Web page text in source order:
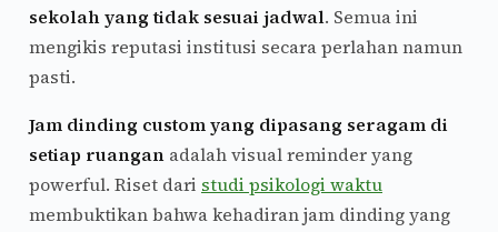
sekolah yang tidak sesuai jadwal. Semua ini
mengikis reputasi institusi secara perlahan namun
pasti.
Jam dinding custom yang dipasang seragam di
setiap ruangan adalah visual reminder yang
powerful. Riset dari studi psikologi waktu
membuktikan bahwa kehadiran jam dinding yang